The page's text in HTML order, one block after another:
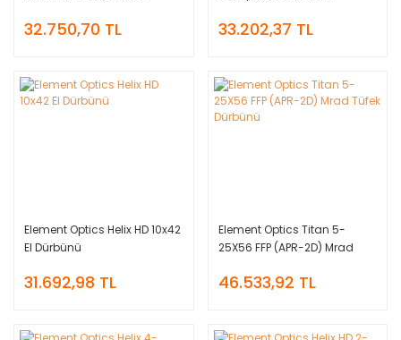
32.750,70 TL
Dürbünü
33.202,37 TL
Element Optics Helix HD 10x42
El Dürbünü
31.692,98 TL
Element Optics Titan 5-
25X56 FFP (APR-2D) Mrad
46.533,92 TL